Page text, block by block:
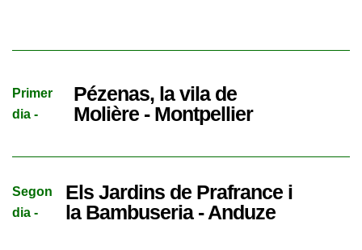
Primer
dia -
Pézenas, la vila de
Molière - Montpellier
Segon
dia -
Els Jardins de Prafrance i
la Bambuseria - Anduze